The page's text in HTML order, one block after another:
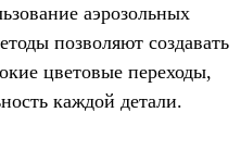
аэрозольных
позволяют создавать
цветовые переходы,
каждой детали.